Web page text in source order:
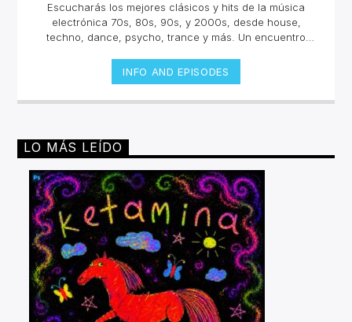
Escucharás los mejores clásicos y hits de la música
electrónica 70s, 80s, 90s, y 2000s, desde house,
techno, dance, psycho, trance y más. Un encuentro
y sets inolvidables. La electrónica tiene una historia
sonora escuchala en vivo.Lunes 2pm a 4 pm | Viernes
10am a 12pm por invencible.net
INFO AND EPISODES
LO MÁS LEÍDO